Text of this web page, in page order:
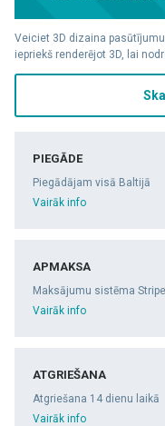
Veiciet 3D dizaina
iepriekš renderējot 3D, lai
PIEGĀDE
Piegādājam visā Baltijā
Vairāk info
APMAKSA
Maksājumu sistēma Stripe
Vairāk info
ATGRIEŠANA
Atgriešana 14 dienu laikā
Vairāk info